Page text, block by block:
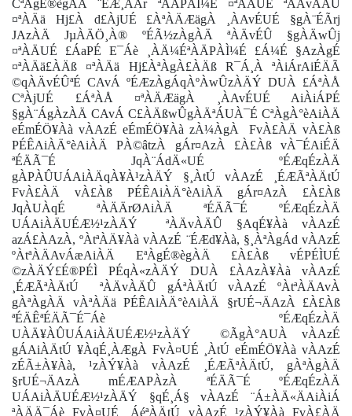
CªÀgÉ®ègÀÄ ¨ÉÆ¸ÀÄr ªÀÄPÀÌ¼É ¤ªÀÄUÉ ªÀÄvÀÄÛ
¤ªÀÄä Hj£À d£ÀjUÉ £ÀªÀÄÆägÀ ¸ÀAvÉUÉ §gÀ¨ÉÃrj
JAzÀÄ JµÀÄÖ¸À® ºÉÃ½zÀgÀÄ ªÀÄvÉÛ §gÀÄwÛj
¤ªÀÄUÉ £ÁaPÉ E¯Áè ¸ÀÄ¼ÉªÀÄPÀÌ¼É £Á¼É §AzÀgÉ
¤ªÀÄä£ÀÄß ¤ªÀÄä Hj£ÀªÀgÀ£ÀÄß R¯Á¸À ªÀiÁrAiÉÄÃ
©qÀÄvÉÛªÉ CAvÁ ºÉÆzÀgÁqÀºÀwÛzÀÄÝ DUÀ £ÁªÀÅ
CªÀjUÉ £ÁªÀÅ ¤ªÀÄÆägÀ ¸ÀAvÉUÉ AiÀiÁPÉ
§gÀ¨ÁgÀzÀÄ CAvÁ C£ÀÄßwÛgÀÄªÁUÀ¯É CªÀgÀ°èAiÀÄ
eÉmÉÖ¥Àà vÀAzÉ eÉmÉÖ¥Àà zÀ¼ÀgÀ
FvÀ£ÀÄ vÀ£Àß
PÉÊAiÀÄ°èAiÀÄ PÀ©âtzÀ gÁr¤AzÀ £À£Àß vÀ¯ÉAiÉÄ
ªÉÄÃ¯É JqÀ¨ÁdÄ«UÉ ºÉÆqÉzÀÄ
gÀPÀÛUÁAiÀÄqÀ¥À¹zÀÄÝ §¸ÀtÚ vÀAzÉ ¸ÉÆÃªÀÄtÚ
FvÀ£ÀÄ vÀ£Àß PÉÊAiÀÄ°èAiÀÄ gÁr¤AzÀ £À£Àß
JqÀUÀqÉ ªÀÄÄrØAiÀÄ ªÉÄÃ¯É ºÉÆqÉzÀÄ
UÁAiÀÄUÉÆ½¹zÀÄÝ
ªÀÄvÀÄÛ §AqÉ¥Àà vÀAzÉ
azÁ£ÀAzÀ, ºÀtªÀÄ¥Àà vÀAzÉ ¨ÉÆd¥Àà, §¸ÀªÀgÁd vÀAzÉ
ºÀtªÀÄAvÁæAiÀÄ EªÀgÉ®ègÀÄ £À£Àß vÉPÉÌUÉ
©zÀÄÝ£É®PÉÌ PÉqÀ«zÀÄÝ DUÀ £ÀAzÀ¥Àà vÀAzÉ
¸ÉÆÃªÀÄtÚ
ªÀÄvÀÄÛ gÁªÀÄtÚ vÀAzÉ ºÀtªÀÄAvÀ
gÀªÀgÀÄ vÀªÀÄä PÉÊAiÀÄ°èAiÀÄ §rUÉ¬ÄAzÀ £À£Àß
ªÉÄÊªÉÄÃ¯É¯Áè ºÉÆqÉzÀÄ
UÀÄ¥ÀÛUÁAiÀÄUÉÆ½¹zÀÄÝ
©ÃgÀ°AUÀ vÀAzÉ
gÁAiÀÄtÚ ¥ÀqÉ¸ÀÆgÀ FvÀ¤UÉ ¸ÀtÚ eÉmÉÖ¥Àà vÀAzÉ
zÉÃ±À¥Àà, ¹zÀÝ¥Àà vÀAzÉ ¸ÉÆÃªÀÄtÚ, gÀªÀgÀÄ
§rUÉ¬ÄAzÀ mÉÆAPÀzÀ ªÉÄÃ¯É ºÉÆqÉzÀÄ
UÁAiÀÄUÉÆ½¹zÀÄÝ §qÉ¸Á§ vÀAzÉ ¨Á±ÀÄ«ÄAiÀiÁ
ªÀÄÄ¯Áè FvÀ¤UÉ ¸ÁéªÀÄtÚ vÀAzÉ ¹zÀÝ¥Àà FvÀ£ÀÄ